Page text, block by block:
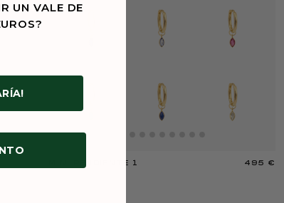
MINI PENDIENTE 1 495 €
UN VALE DE